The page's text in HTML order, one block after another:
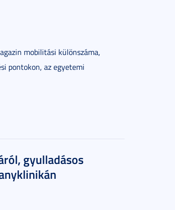
mobilitási különszáma,
pontokon, az egyetemi
gyulladásos